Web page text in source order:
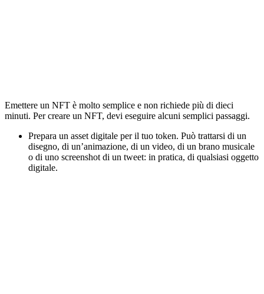
Emettere un NFT è molto semplice e non richiede più di dieci
minuti. Per creare un NFT, devi eseguire alcuni semplici passaggi.
Prepara un asset digitale per il tuo token. Può trattarsi di un
disegno, di un’animazione, di un video, di un brano musicale
o di uno screenshot di un tweet: in pratica, di qualsiasi oggetto
digitale.